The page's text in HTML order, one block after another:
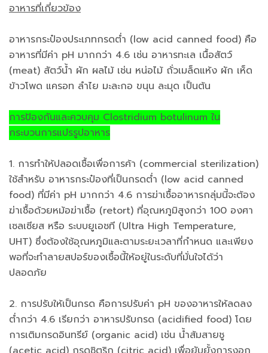
อาหารที่เกี่ยวข้อง
อาหารกระป๋องประเภทกรดต่ำ (low acid canned food) คือ
อาหารที่มีค่า pH มากกว่า 4.6 เช่น อาหารทะเล เนื้อสัตว์
(meat) สัตว์น้ำ ผัก ผลไม้ เช่น หน่อไม้ ถั่วเมล็ดแห้ง ผัก เห็ด
ข้าวโพด แครอท ลำไย มะละกอ ขนุน ละมุด เป็นต้น
การป้องกันและควบคุม Clostridium botulinum ใน
กระบวนการแปรรูปอาหาร
1. การทำให้ปลอดเชื้อเพื่อการค้า (commercial sterilization)
ใช้สำหรับ อาหารกระป๋องที่เป็นกรดต่ำ (low acid canned
food) ที่มีค่า pH มากกว่า 4.6 การฆ่าเชื้ออาหารกลุ่มนี้จะต้อง
ฆ่าเชื้อด้วยหม้อฆ่าเชื้อ (retort) ที่อุณหภูมิสูงกว่า 100 องศา
เซลเซียส หรือ ระบบยูเอชที (Ultra High Temperature,
UHT) ซึ่งต้องใช้อุณหภูมิและตามระยะเวลาที่กำหนด และเพียง
พอที่จะทำลายสปอร์ของเชื้อนี้ให้อยู่ในระดับที่มั่นใจได้ว่า
ปลอดภัย
2. การปรับให้เป็นกรด คือการปรับค่า pH ของอาหารให้ลดลง
ต่ำกว่า 4.6 เรียกว่า อาหารปรับกรด (acidified food) โดย
การเติมกรดอินทรีย์ (organic acid) เช่น น้ำส้มสายชู